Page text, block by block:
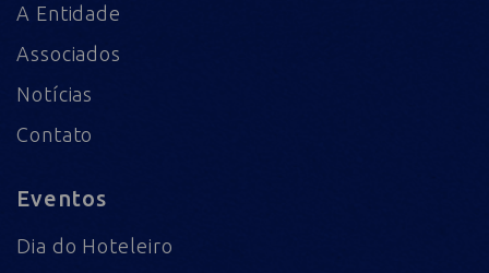
A Entidade
Associados
Notícias
Contato
Eventos
Dia do Hoteleiro